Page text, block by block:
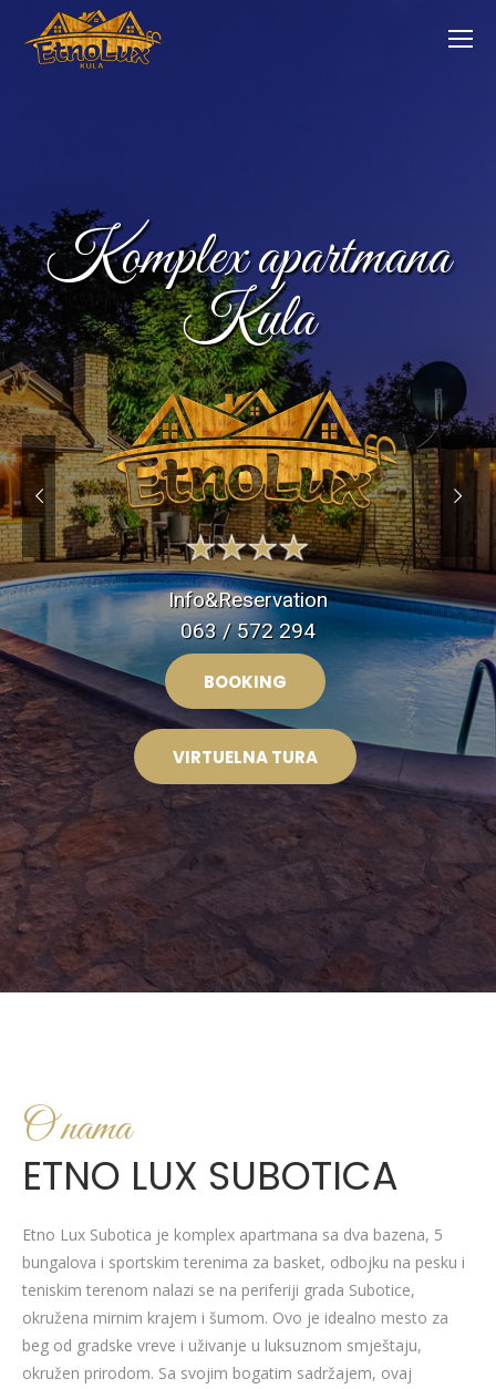
Komplex Subotica
bazeni i sportski tereni
Info&Reservation
064 / 39 77 188
VIRTUELNA TURA
BOOKING
O nama
ETNO LUX SUBOTICA
Etno Lux Subotica je komplex apartmana sa dva bazena, 5
bungalova i sportskim terenima za basket, odbojku na pesku i
teniskim terenom nalazi se na periferiji grada Subotice,
okružena mirnim krajem i šumom. Ovo je idealno mesto za
beg od gradske vreve i uživanje u luksuznom smještaju,
okružen prirodom. Sa svojim bogatim sadržajem, ovaj